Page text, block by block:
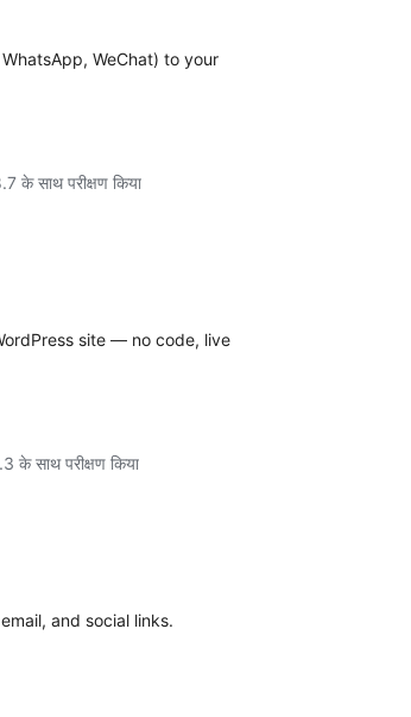
WeChat) to your
के साथ परीक्षण किया
site — no code, live
के साथ परीक्षण किया
and social links.